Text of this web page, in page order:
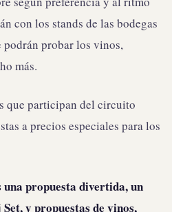
con los stands de las bodegas
podrán probar los vinos,
más.
que participan del circuito
a precios especiales para los
una propuesta divertida, un
y propuestas de vinos,